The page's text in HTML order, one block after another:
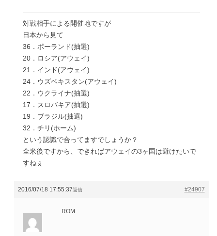
対戦相手による開催地ですが
日本から見て
36．ポーランド(抽選)
20．ロシア(アウェイ)
21．インド(アウェイ)
24．ウズベキスタン(アウェイ)
22．ウクライナ(抽選)
17．スロバキア(抽選)
19．ブラジル(抽選)
32．チリ(ホーム)
という認識で合ってますでしょうか？
全米後ですから、できればアウェイの3ヶ国は避けたいで
すねぇ
2016/07/18 17:55:37 #24907
返信
ROM